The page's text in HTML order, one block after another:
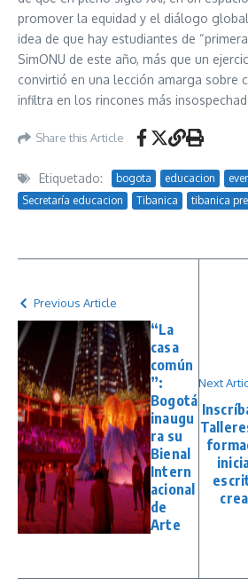
promover la equidad y el diálogo
idea de que hay estudiantes de
SimONU de este año, más que un
convirtió en una lección amarga sobre
infiltra en los rincones más
Share this Article
Etiquetado: bogota educacion
Secretaría educacion
Tibanica tibanica
Previous Article
“La
casa
común
”:
Bogotá
inaugu
ra su
Bienal
Intern
acional
de
Arte
Next